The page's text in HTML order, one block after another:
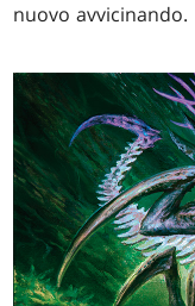
nuovo avvicinando.